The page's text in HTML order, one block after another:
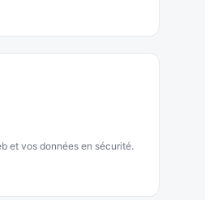
et vos données en sécurité.